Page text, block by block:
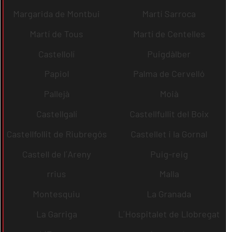
Margarida de Montbui
Martí Sarroca
Martí de Tous
Martí de Centelles
Castellolí
Puigdàlber
Papiol
Palma de Cervelló
Pallejà
Moià
Castellgalí
Castellfullit del Boix
Castellfollit de Riubregós
Castellet i la Gornal
Castell de l´Areny
Puig-reig
rrius
Malla
Montesquiu
La Granada
La Garriga
L´Hospitalet de Llobregat